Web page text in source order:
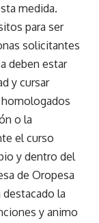
medida.
para ser
solicitantes
deben estar
y cursar
o la
el curso
y dentro del
de Oropesa
destacado la
y animo